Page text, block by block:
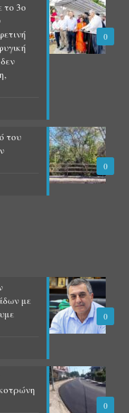
0
το 3ο
0
του
0
με
0